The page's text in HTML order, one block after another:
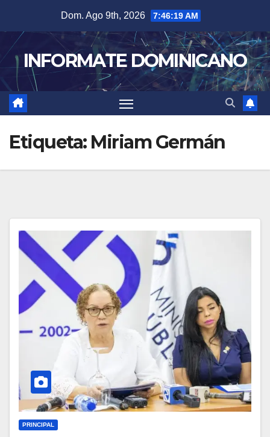
content
Dom. Ago 9th, 2026 7:46:20 AM
INFORMATE DOMINICANO
Etiqueta: Miriam Germán
PRINCIPAL